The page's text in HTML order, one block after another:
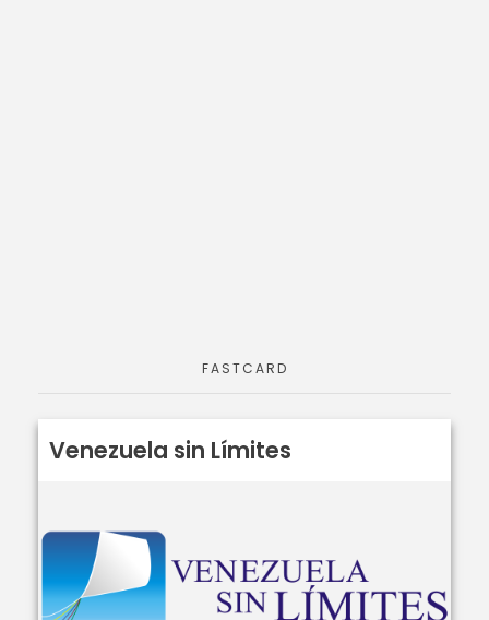
FASTCARD
Venezuela sin Límites